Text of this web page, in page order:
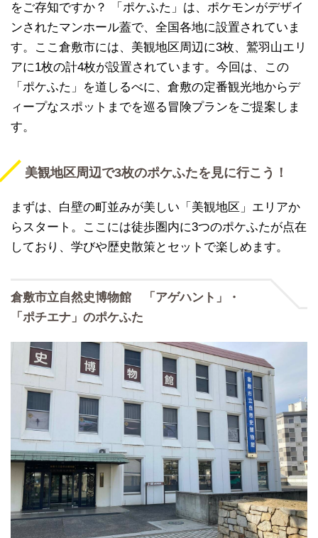
をご存知ですか？ 「ポケふた」は、ポケモンがデザイ
ンされたマンホール蓋で、全国各地に設置されていま
す。ここ倉敷市には、美観地区周辺に3枚、鷲羽山エリ
アに1枚の計4枚が設置されています。今回は、この
「ポケふた」を道しるべに、倉敷の定番観光地からデ
ィープなスポットまでを巡る冒険プランをご提案しま
す。
美観地区周辺で3枚のポケふたを見に行こう！
まずは、白壁の町並みが美しい「美観地区」エリアか
らスタート。ここには徒歩圏内に3つのポケふたが点在
しており、学びや歴史散策とセットで楽しめます。
倉敷市立自然史博物館 「アゲハント」・
「ポチエナ」のポケふた